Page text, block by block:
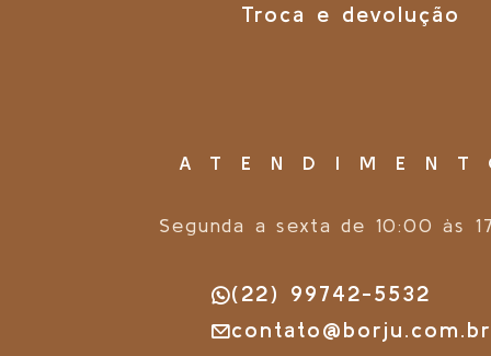
Troca e devolução
Segunda a sexta de 10:00 às
(22) 99742-5532
contato@borju.com.br